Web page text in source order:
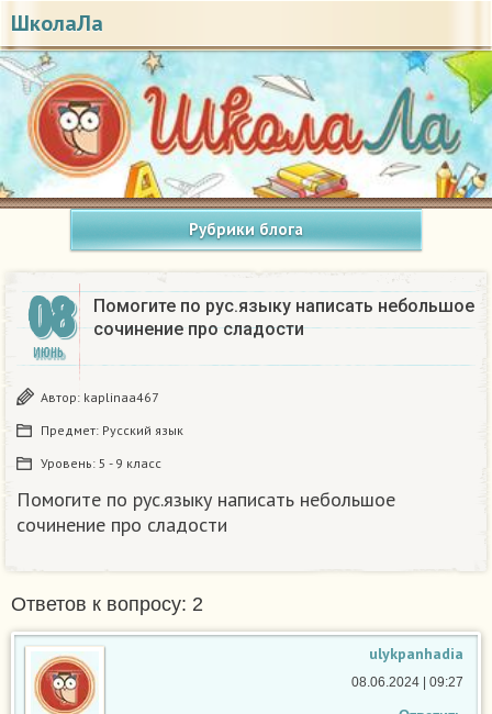
ШколаЛа
Рубрики блога
08
ИЮНЬ
Помогите по рус.языку написать небольшое
сочинение про сладости
Автор: kaplinaa467
Предмет: Русский язык
Уровень: 5 - 9 класс
Помогите по рус.языку написать небольшое
сочинение про сладости
Ответов к вопросу: 2
ulykpanhadia
08.06.2024 | 09:27